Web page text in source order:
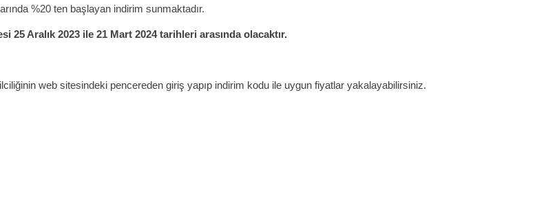
%20 ten başlayan indirim sunmaktadır.
Aralık 2023 ile 21 Mart 2024 tarihleri arasında olacaktır.
web sitesindeki pencereden giriş yapıp indirim kodu ile uygun fiyatlar yakalayabilirsiniz.